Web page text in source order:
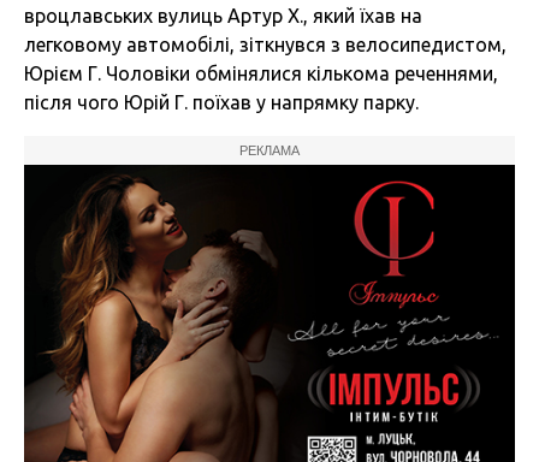
вроцлавських вулиць Артур Х., який їхав на
легковому автомобілі, зіткнувся з велосипедистом,
Юрієм Г. Чоловіки обмінялися кількома реченнями,
після чого Юрій Г. поїхав у напрямку парку.
РЕКЛАМА